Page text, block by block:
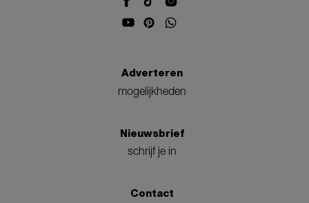
Adverteren
mogelijkheden
Nieuwsbrief
schrijf je in
Contact